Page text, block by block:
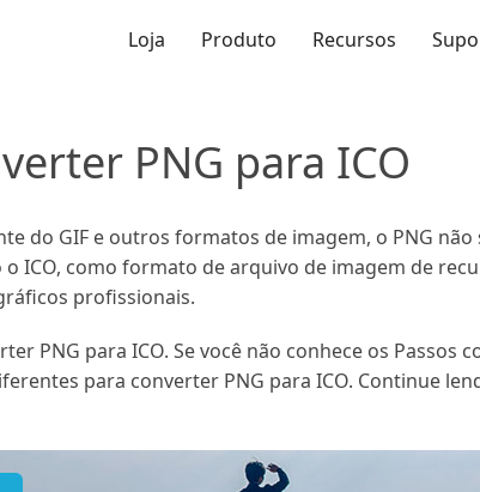
Loja Produto Recursos
PNG para ICO
do GIF e outros formatos de imagem, o PNG
ICO, como formato de arquivo de imagem de
profissionais.
PNG para ICO. Se você não conhece os Passos
para converter PNG para ICO. Continue